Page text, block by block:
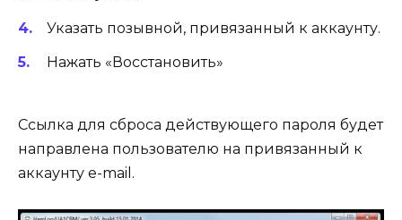
Указать позывной, привязанный к аккаунту.
Нажать «Восстановить»
Ссылка для сброса действующего пароля будет
направлена пользователю на привязанный к
аккаунту e-mail.